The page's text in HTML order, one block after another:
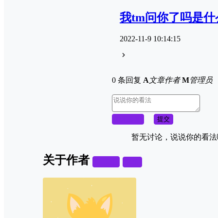
我tm问你了吗是什
2022-11-9 10:14:15
0 条回复 A文章作者 M管理员
提交
暂无讨论，说说你的看
关于作者